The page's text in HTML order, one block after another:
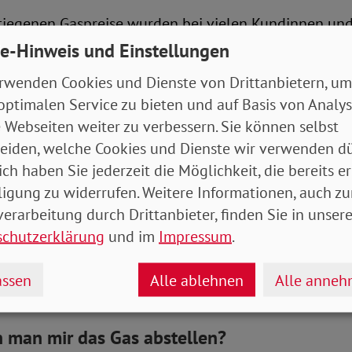
Gaspreise wurden bei vielen Kundinnen
angepasst. Wer kontrollieren möchte, ob die
wurde, kann dafür zum Beispiel den
nutzen. Um ein fundiertes Ergebnis
mit folgenden Eingangsdaten gefüttert werden:
Grundpreis, Jahresverbrauch und gegebenenfalls
Brutto-Preis informieren Versorger in der Regel,
Die anderen Daten lassen sich zum Beispiel der
entnehmen. Haushalte, die feststellen, dass die
richtig ausgewiesen wurde, sollten sich laut der
NRW an ihren Energieversorger wenden. Dort
verlangen.
mir das Gas abstellen?
Hinweis und Einstellungen
Cookies und Dienste von Drittanbietern,
Service zu bieten und auf Basis von
Webseiten weiter zu verbessern. Sie können selbst
welche Cookies und Dienste wir verwenden
haben Sie jederzeit die Möglichkeit, die bereits
zu widerrufen. Weitere Informationen, auch
durch Drittanbieter, finden Sie in
und im Impressum.
Alle ablehnen Alle